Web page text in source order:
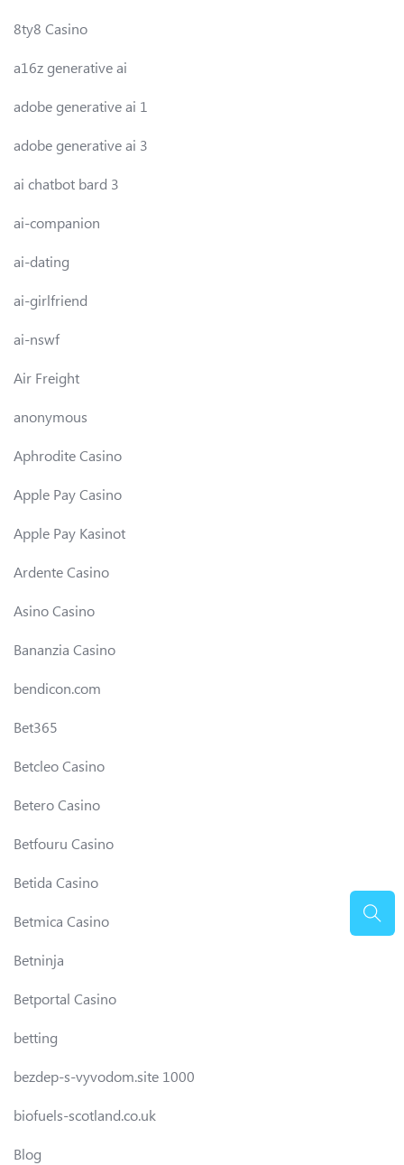
8ty8 Casino
a16z generative ai
adobe generative ai 1
adobe generative ai 3
ai chatbot bard 3
ai-companion
ai-dating
ai-girlfriend
ai-nswf
Air Freight
anonymous
Aphrodite Casino
Apple Pay Casino
Apple Pay Kasinot
Ardente Casino
Asino Casino
Bananzia Casino
bendicon.com
Bet365
Betcleo Casino
Betero Casino
Betfouru Casino
Betida Casino
Betmica Casino
Betninja
Betportal Casino
betting
bezdep-s-vyvodom.site 1000
biofuels-scotland.co.uk
Blog